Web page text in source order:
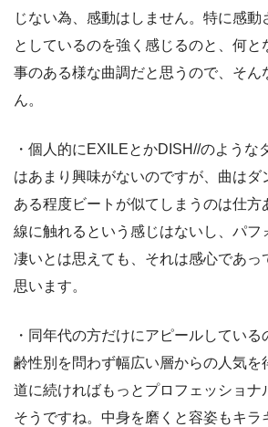
じない為、感動はしません。特に感動
としているのを強く感じるのと、何と
事のある様な曲調だと思うので、そん
ん。
・個人的にEXILEとかDISH//のような
はあまり興味がないのですが、曲はダ
ある程度ビートが似てしまうのは仕方
線に触れるという感じはないし、パフ
凄いとは思えても、それは感心であっ
思います。
・同年代の方だけにアピールしてい
齢性別を問わず幅広い層からの人気を
道に続ければもっとプロフェッショナ
そうですね。中身を磨くと容姿もキラ